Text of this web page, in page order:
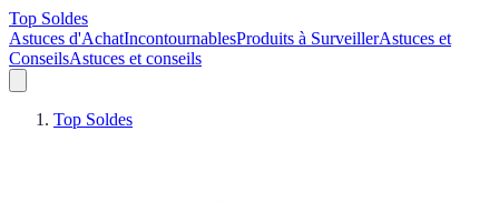
Top Soldes
Astuces d'AchatIncontournablesProduits à SurveillerAstuces et
ConseilsAstuces et conseils
Top Soldes